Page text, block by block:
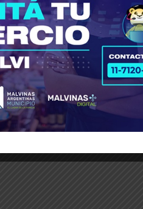
Histórica movilización por
el Día Internacional de la
Mujer Trabajadora
9 marzo, 2026
En «Política»